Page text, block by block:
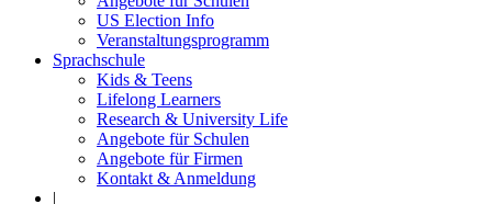
US Election Info
Veranstaltungsprogramm
Sprachschule
Kids & Teens
Lifelong Learners
Research & University Life
Angebote für Schulen
Angebote für Firmen
Kontakt & Anmeldung
|